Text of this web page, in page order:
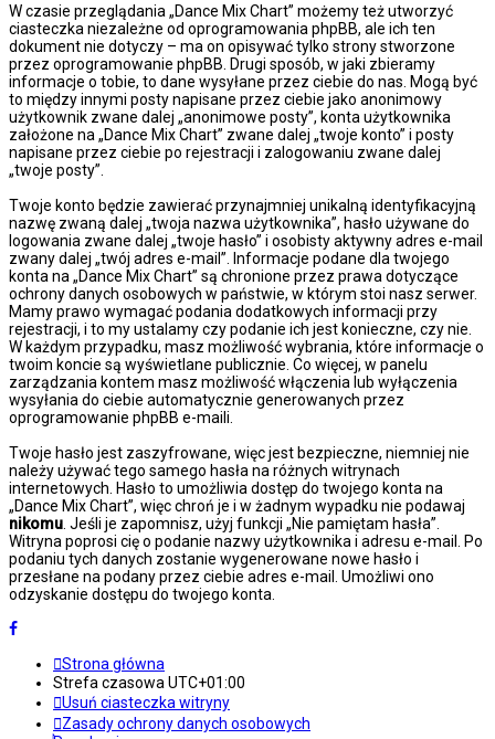
W czasie przeglądania „Dance Mix Chart” możemy też utworzyć
ciasteczka niezależne od oprogramowania phpBB, ale ich ten
dokument nie dotyczy – ma on opisywać tylko strony stworzone
przez oprogramowanie phpBB. Drugi sposób, w jaki zbieramy
informacje o tobie, to dane wysyłane przez ciebie do nas. Mogą być
to między innymi posty napisane przez ciebie jako anonimowy
użytkownik zwane dalej „anonimowe posty”, konta użytkownika
założone na „Dance Mix Chart” zwane dalej „twoje konto” i posty
napisane przez ciebie po rejestracji i zalogowaniu zwane dalej
„twoje posty”.
Twoje konto będzie zawierać przynajmniej unikalną identyfikacyjną
nazwę zwaną dalej „twoja nazwa użytkownika”, hasło używane do
logowania zwane dalej „twoje hasło” i osobisty aktywny adres e-mail
zwany dalej „twój adres e-mail”. Informacje podane dla twojego
konta na „Dance Mix Chart” są chronione przez prawa dotyczące
ochrony danych osobowych w państwie, w którym stoi nasz serwer.
Mamy prawo wymagać podania dodatkowych informacji przy
rejestracji, i to my ustalamy czy podanie ich jest konieczne, czy nie.
W każdym przypadku, masz możliwość wybrania, które informacje o
twoim koncie są wyświetlane publicznie. Co więcej, w panelu
zarządzania kontem masz możliwość włączenia lub wyłączenia
wysyłania do ciebie automatycznie generowanych przez
oprogramowanie phpBB e-maili.
Twoje hasło jest zaszyfrowane, więc jest bezpieczne, niemniej nie
należy używać tego samego hasła na różnych witrynach
internetowych. Hasło to umożliwia dostęp do twojego konta na
„Dance Mix Chart”, więc chroń je i w żadnym wypadku nie podawaj
nikomu . Jeśli je zapomnisz, użyj funkcji „Nie pamiętam hasła”.
Witryna poprosi cię o podanie nazwy użytkownika i adresu e-mail. Po
podaniu tych danych zostanie wygenerowane nowe hasło i
przesłane na podany przez ciebie adres e-mail. Umożliwi ono
odzyskanie dostępu do twojego konta.
Strona główna
Strefa czasowa UTC+01:00
Usuń ciasteczka witryny
Zasady ochrony danych osobowych